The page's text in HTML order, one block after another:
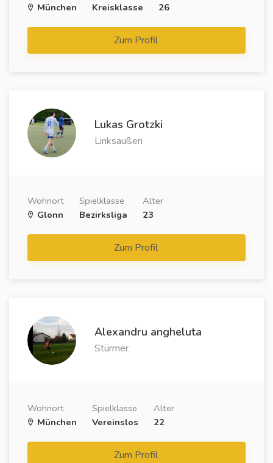
München
Kreisklasse
26
Zum Profil
Lukas Grotzki
Linksaußen
Wohnort
Glonn
Spielklasse
Bezirksliga
Alter
23
Zum Profil
Alexandru angheluta
Stürmer
Wohnort
München
Spielklasse
Vereinslos
Alter
22
Zum Profil